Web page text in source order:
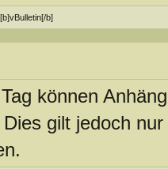
[b]vBulletin[/b]
können
gilt jedoch